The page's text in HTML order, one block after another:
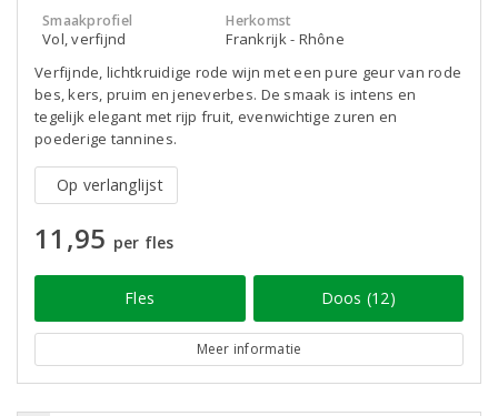
Smaakprofiel
Vol, verfijnd
Herkomst
Frankrijk - Rhône
Verfijnde, lichtkruidige rode wijn met een pure geur van rode
bes, kers, pruim en jeneverbes. De smaak is intens en
tegelijk elegant met rijp fruit, evenwichtige zuren en
poederige tannines.
Op verlanglijst
11,95 per fles
Fles Doos (12)
Meer informatie